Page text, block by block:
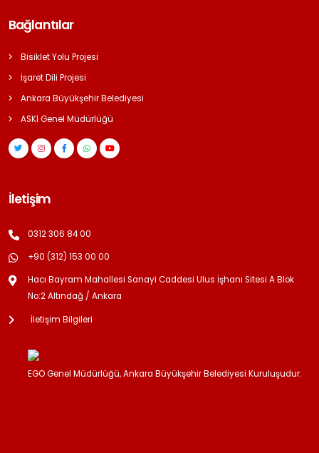
Bağlantılar
Bisiklet Yolu Projesi
İşaret Dili Projesi
Ankara Büyükşehir Belediyesi
ASKİ Genel Müdürlüğü
İletişim
0312 306 84 00
+90 (312) 153 00 00
Hacı Bayram Mahallesi Sanayi Caddesi Ulus İşhanı Sitesi A Blok
No:2 Altındağ / Ankara
İletişim Bilgileri
EGO Genel Müdürlüğü, Ankara Büyükşehir Belediyesi Kuruluşudur.